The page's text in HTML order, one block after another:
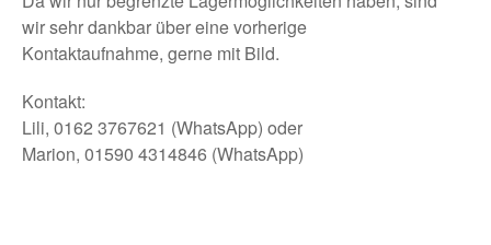
wir sehr dankbar über eine vorherige
Kontaktaufnahme, gerne mit Bild.
Kontakt:
Lili, 0162 3767621 (WhatsApp) oder
Marion, 01590 4314846 (WhatsApp)